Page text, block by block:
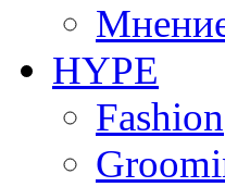
HYPE
Fashion